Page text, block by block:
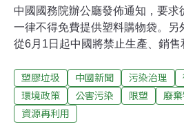
中國國務院辦公廳發佈通知，要求
一律不得免費提供塑料購物袋。另
從6月1日起中國將禁止生產、銷
知提出，未來中國將實行塑料購物
文件指出塑料購物袋在中國造成嚴
污染，更指責超薄塑料購物袋是「
源。不但要求各地廣泛宣傳「白色
塑膠垃圾 中國新聞 污染治理
環境政策
公害污染 限塑 廢
資源再利用